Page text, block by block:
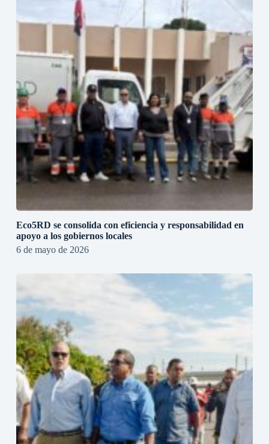
Eco5RD se consolida con eficiencia y responsabilidad en
apoyo a los gobiernos locales
6 de mayo de 2026